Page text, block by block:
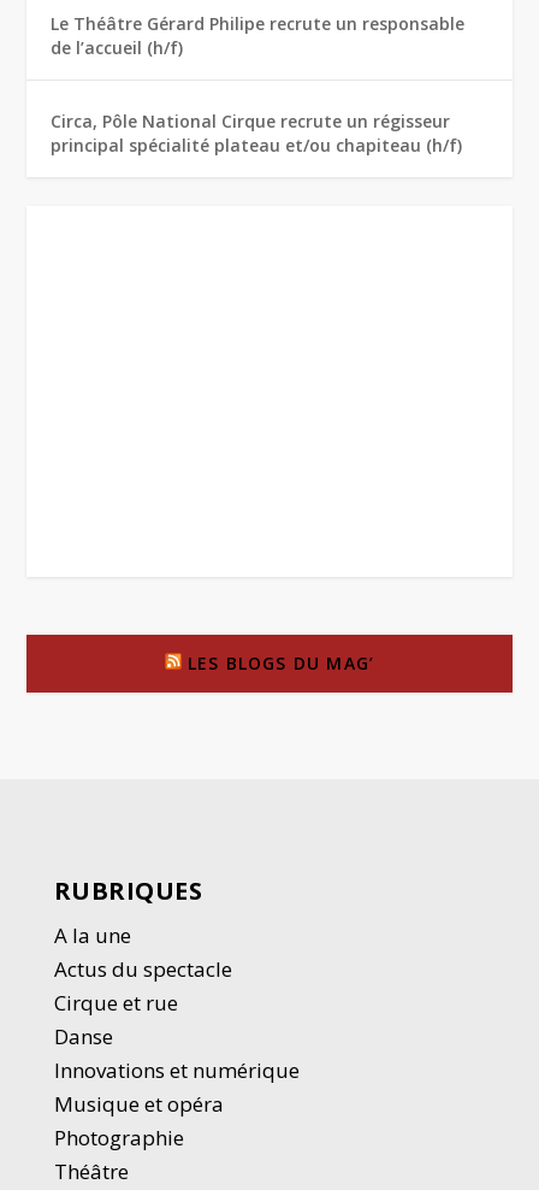
Le Théâtre Gérard Philipe recrute un responsable
de l’accueil (h/f)
Circa, Pôle National Cirque recrute un régisseur
principal spécialité plateau et/ou chapiteau (h/f)
LES BLOGS DU MAG’
RUBRIQUES
A la une
Actus du spectacle
Cirque et rue
Danse
Innovations et numérique
Musique et opéra
Photographie
Théâtre